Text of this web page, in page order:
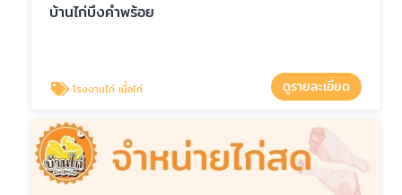
บ้านไก่บึงคำพร้อย
โรงงานไก่ เนื้อไก่ ดูรายละเอียด